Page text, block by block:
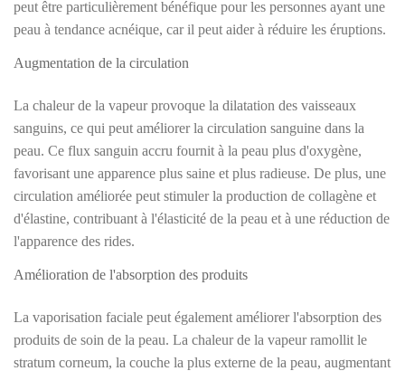
peut être particulièrement bénéfique pour les personnes ayant une
peau à tendance acnéique, car il peut aider à réduire les éruptions.
Augmentation de la circulation
La chaleur de la vapeur provoque la dilatation des vaisseaux
sanguins, ce qui peut améliorer la circulation sanguine dans la
peau. Ce flux sanguin accru fournit à la peau plus d'oxygène,
favorisant une apparence plus saine et plus radieuse. De plus, une
circulation améliorée peut stimuler la production de collagène et
d'élastine, contribuant à l'élasticité de la peau et à une réduction de
l'apparence des rides.
Amélioration de l'absorption des produits
La vaporisation faciale peut également améliorer l'absorption des
produits de soin de la peau. La chaleur de la vapeur ramollit le
stratum corneum, la couche la plus externe de la peau, augmentant